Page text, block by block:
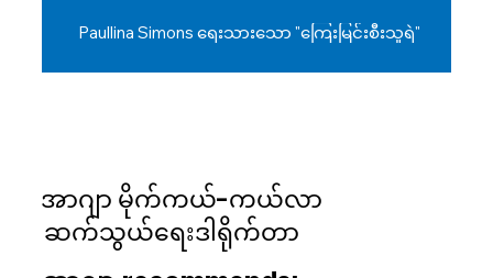
Paullina Simons ရေးသားသော "ကြေးမြင်းစီးသူရဲ"
အာဂျာ မိုက်ကယ်-ကယ်လာ
ဆက်သွယ်ရေးဒါရိုက်တာ